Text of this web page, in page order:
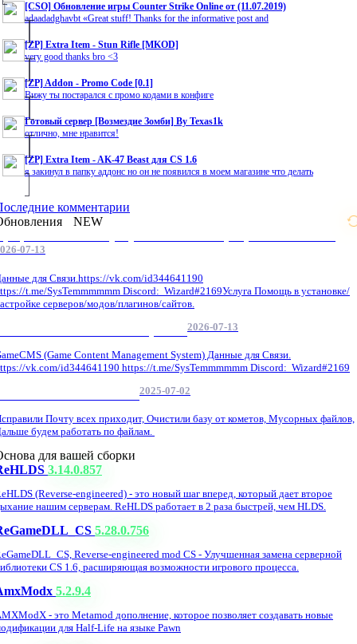
[CSO] Обновление игры Counter Strike Online от (11.07.2019)
adaadadghavbt «Great stuff! Thanks for the informative post and
[ZP] Extra Item - Stun Rifle [MKOD]
very good thanks bro <3
[ZP] Addon - Promo Code [0.1]
Вижу ты постарался с промо кодами в конфиге
Готовый сервер [Возмездие Зомби] By Texas1k
отлично, мне нравится!
[ZP] Extra Item - AK-47 Beast для CS 1.6
я закинул в папку аддонс но он не появился в моем магазине что делать
комментарии
NEW
07-13
для Связи.https://vk.com/id344641190
t.me/SysTemmmmmm Discord: Wizard#2169Услуга Помощь в установке/
серверов/модов/плагинов/сайтов.
2026-07-13
(Game Content Management System) Данные для Связи.
vk.com/id344641190 https://t.me/SysTemmmmmm Discord: Wizard#2169
2025-07-02
Почту всех приходит, Очистили базу от кометов, Мусорных файлов,
будем работать по файлам.
для вашей сборки
3.14.0.857
(Reverse-engineered) - это новый шаг вперед, который дает второе
нашим серверам. ReHLDS работает в 2 раза быстрей, чем HLDS.
5.28.0.756
Reverse-engineered mod CS - Улучшенная замена серверной
CS 1.6, расширяющая возможности игрового процесса.
5.2.9.4
- это Metamod дополнение, которое позволяет создавать новые
для Half-Life на языке Pawn